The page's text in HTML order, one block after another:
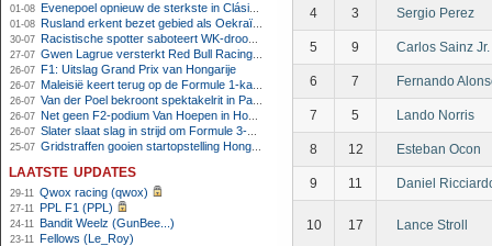
01-08 Evenepoel opnieuw de sterkste in Clásica San Sebastián
01-08 Rusland erkent bezet gebied als Oekraïens voor opheffing IOC-schorsing
30-07 Racistische spotter saboteert WK-droom van powerliftster
27-07 Gwen Lagrue versterkt Red Bull Racing vanaf 2027
26-07 F1: Uitslag Grand Prix van Hongarije
26-07 Maleisië keert terug op de Formule 1-kalender in 2026
26-07 Van der Poel bekroont spektakelrit in Parijs met nipte zege; eindzege Pogacar
26-07 Net geen F2-podium Van Hoepen in Hongarije, Leon maakt indruk
26-07 Slater slaat slag in strijd om Formule 3-kampioenschap op Hungaroring
25-07 Gridstraffen gooien startopstelling Hongaarse Grand Prix flink overhoop
laatste updates
29-11 Qwox racing (qwox)
27-11 PPL F1 (PPL)
24-11 Bandit Weelz (GunBee...)
23-11 Fellows (Le_Roy)
4 3 Sergio Perez
5 9 Carlos Sainz Jr.
6 7 Fernando
7 5 Lando Norris
8 12 Esteban Ocon
9 11 Daniel
10 17 Lance Stroll